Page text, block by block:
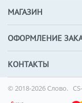
МАГАЗИН
ОФОРМЛЕНИЕ
КОНТАКТЫ
© 2018-2026 Слово.